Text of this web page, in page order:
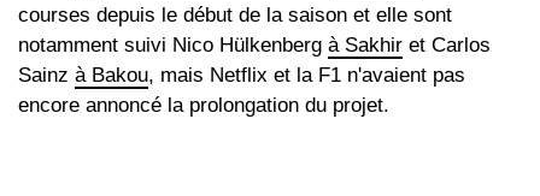
courses depuis le début de la saison et elle sont
notamment suivi Nico Hülkenberg à Sakhir et Carlos
Sainz à Bakou, mais Netflix et la F1 n'avaient pas
encore annoncé la prolongation du projet.